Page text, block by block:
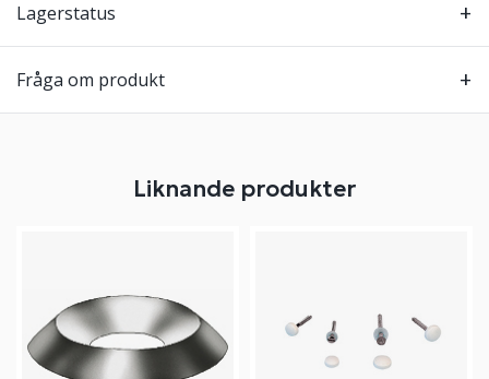
Lagerstatus
Fråga om produkt
Liknande produkter